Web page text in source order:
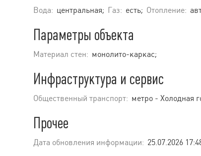
Вода: центральная; Газ: есть; Отопление:
Параметры объекта
Материал стен: монолито-каркас;
Инфраструктура и сервис
Общественный транспорт: метро - Холодная
Прочее
Дата обновления информации: 25.07.2026